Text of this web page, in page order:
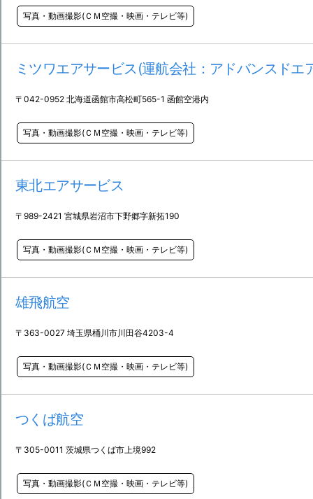
写真・動画撮影(ＣＭ空撮・映画・テレビ等)
ミツワエアサービス(運航会社：アドバンスドエ
〒042-0952 北海道函館市高松町565-1 函館空港内
写真・動画撮影(ＣＭ空撮・映画・テレビ等)
東北エアサービス
〒989-2421 宮城県岩沼市下野郷字新拓190
写真・動画撮影(ＣＭ空撮・映画・テレビ等)
雄飛航空
〒363-0027 埼玉県桶川市川田谷4203-4
写真・動画撮影(ＣＭ空撮・映画・テレビ等)
つくば航空
〒305-0011 茨城県つくば市上境992
写真・動画撮影(ＣＭ空撮・映画・テレビ等)